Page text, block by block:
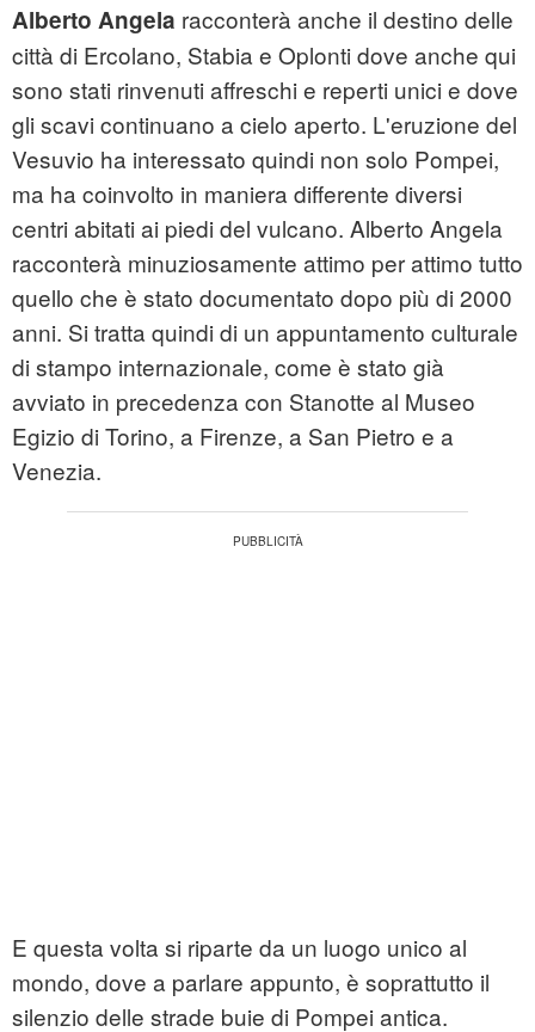
Alberto Angela racconterà anche il destino delle
città di Ercolano, Stabia e Oplonti dove anche qui
sono stati rinvenuti affreschi e reperti unici e dove
gli scavi continuano a cielo aperto. L'eruzione del
Vesuvio ha interessato quindi non solo Pompei,
ma ha coinvolto in maniera differente diversi
centri abitati ai piedi del vulcano. Alberto Angela
racconterà minuziosamente attimo per attimo tutto
quello che è stato documentato dopo più di 2000
anni. Si tratta quindi di un appuntamento culturale
di stampo internazionale, come è stato già
avviato in precedenza con Stanotte al Museo
Egizio di Torino, a Firenze, a San Pietro e a
Venezia.
E questa volta si riparte da un luogo unico al
mondo, dove a parlare appunto, è soprattutto il
silenzio delle strade buie di Pompei antica.